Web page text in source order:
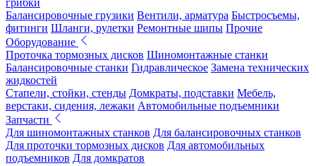
Балансировочные грузики Вентили, арматура Быстросъемы,
фитинги Шланги, рулетки Ремонтные шипы Прочие
Оборудование
Проточка тормозных дисков Шиномонтажные станки
Балансировочные станки Гидравлическое Замена технических
жидкостей
Стапели, стойки, стенды Домкраты, подставки Мебель,
верстаки, сидения, лежаки Автомобильные подъемники
Запчасти
Для шиномонтажных станков Для балансировочных станков
Для проточки тормозных дисков Для автомобильных
подъемников Для домкратов